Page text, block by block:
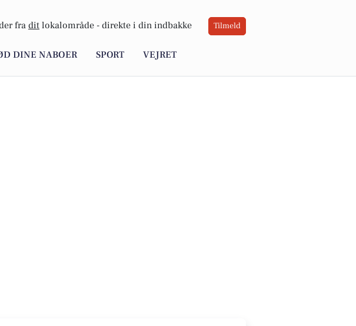
fra dit lokalområde - direkte i din indbakke Tilmeld
DINE NABOER SPORT VEJRET